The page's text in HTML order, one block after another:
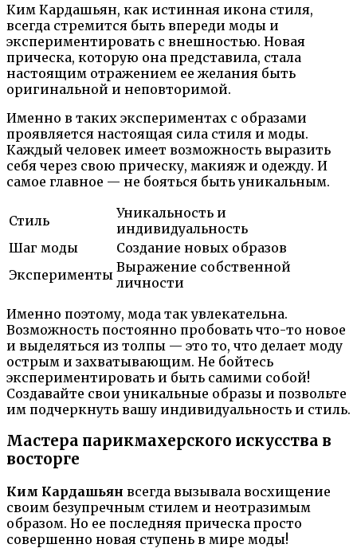
Ким Кардашьян, как истинная икона стиля,
всегда стремится быть впереди моды и
экспериментировать с внешностью. Новая
прическа, которую она представила, стала
настоящим отражением ее желания быть
оригинальной и неповторимой.
Именно в таких экспериментах с образами
проявляется настоящая сила стиля и моды.
Каждый человек имеет возможность выразить
себя через свою прическу, макияж и одежду. И
самое главное — не бояться быть уникальным.
Стиль
Уникальность и
индивидуальность
Шаг моды
Создание новых образов
Эксперименты Выражение собственной
личности
Именно поэтому, мода так увлекательна.
Возможность постоянно пробовать что-то новое
и выделяться из толпы — это то, что делает моду
острым и захватывающим. Не бойтесь
экспериментировать и быть самими собой!
Создавайте свои уникальные образы и позвольте
им подчеркнуть вашу индивидуальность и стиль.
Мастера парикмахерского искусства в
восторге
Ким Кардашьян всегда вызывала восхищение
своим безупречным стилем и неотразимым
образом. Но ее последняя прическа просто
совершенно новая ступень в мире моды!